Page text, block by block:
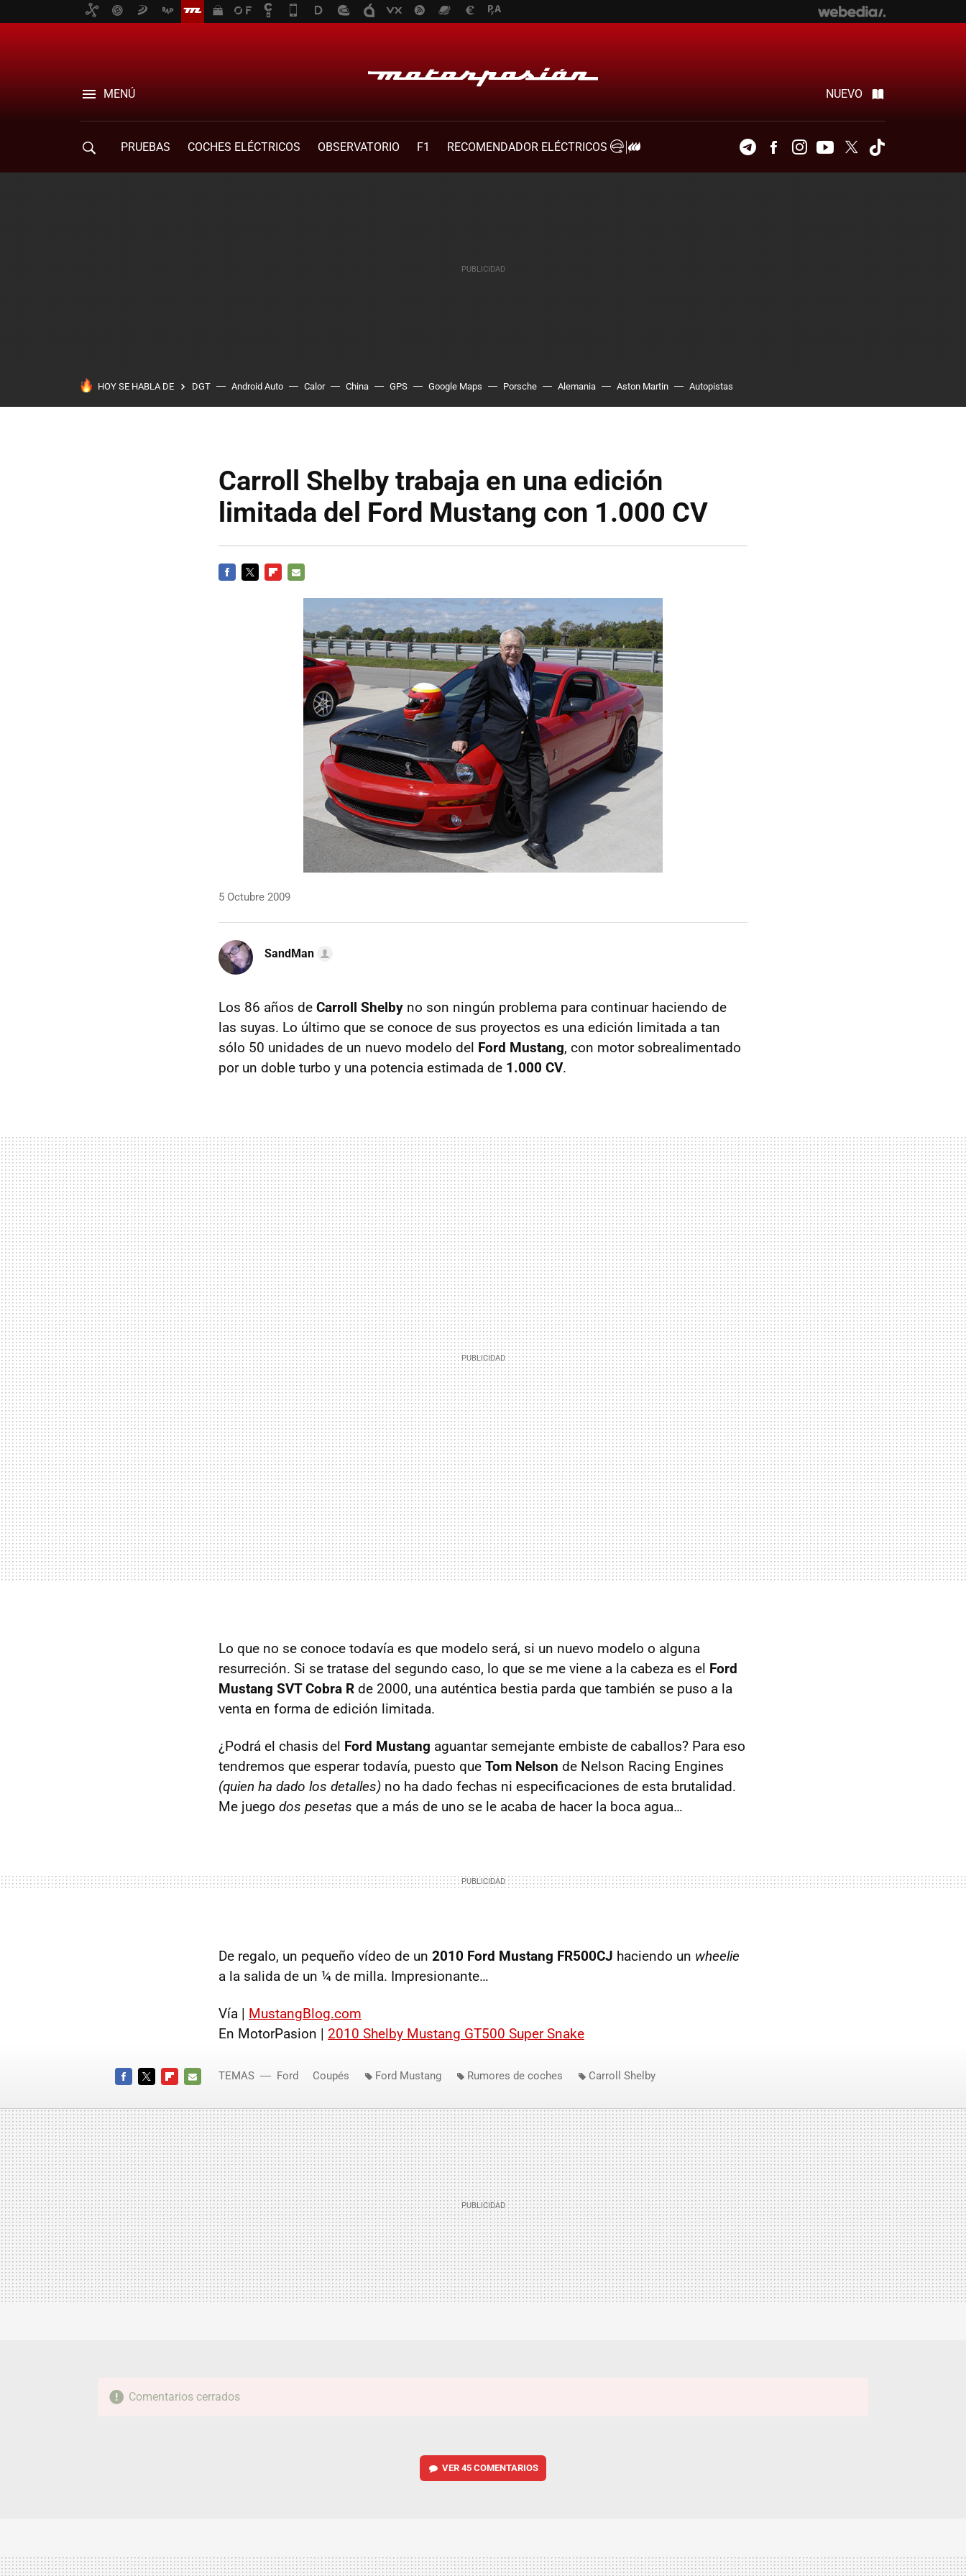
MENÚ NUEVO
PRUEBAS COCHES ELÉCTRICOS OBSERVATORIO F1
RECOMENDADOR ELÉCTRICOS
TelegramFacebookInstagramYoutubeTwitter
HOY SE HABLA DE DGT Android Auto Calor China GPS Google Maps Porsche Alemania Aston Martin Autopistas
Carroll Shelby trabaja en una edición
limitada del Ford Mustang con 1.000 CV
5 Octubre 2009
SandMan
Los 86 años de Carroll Shelby no son ningún problema para continuar haciendo de
las suyas. Lo último que se conoce de sus proyectos es una edición limitada a tan
sólo 50 unidades de un nuevo modelo del Ford Mustang, con motor sobrealimentado
por un doble turbo y una potencia estimada de 1.000 CV.
Lo que no se conoce todavía es que modelo será, si un nuevo modelo o alguna
resurreción. Si se tratase del segundo caso, lo que se me viene a la cabeza es el Ford
Mustang SVTCobra R de 2000, una auténtica bestia parda que también se puso a la
venta en forma de edición limitada.
¿Podrá el chasis del Ford Mustang aguantar semejante embiste de caballos? Para eso
tendremos que esperar todavía, puesto que Tom Nelson de Nelson Racing Engines
(quien ha dado los detalles) no ha dado fechas ni especificaciones de esta brutalidad.
Me juego dos pesetas que a más de uno se le acaba de hacer la boca agua…
De regalo, un pequeño vídeo de un 2010 Ford Mustang FR500CJ haciendo un wheelie
a la salida de un ¼ de milla. Impresionante…
Vía | MustangBlog.com
En MotorPasion | 2010 Shelby Mustang GT500 Super Snake
MAIL
TEMAS Ford Coupés Ford Mustang Rumores de coches Carroll Shelby
Comentarios cerrados
VER 45 COMENTARIOS